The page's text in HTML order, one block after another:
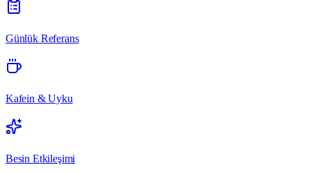
Günlük Referans
Kafein & Uyku
Besin Etkileşimi